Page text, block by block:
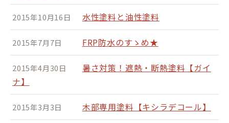
2015年10月16日 水性塗料と油性塗料
2015年7月7日 FRP防水のすゝめ★
2015年4月30日
暑さ対策！遮熱・断熱塗料【ガイ
ナ】
2015年3月3日 木部専用塗料【キシラデコール】